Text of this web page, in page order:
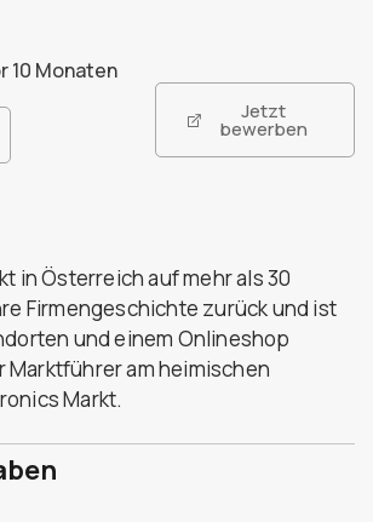
10 Monaten
Jetzt
bewerben
in Österreich auf mehr als 30
Firmengeschichte zurück und ist
und einem Onlineshop
am heimischen
Markt.